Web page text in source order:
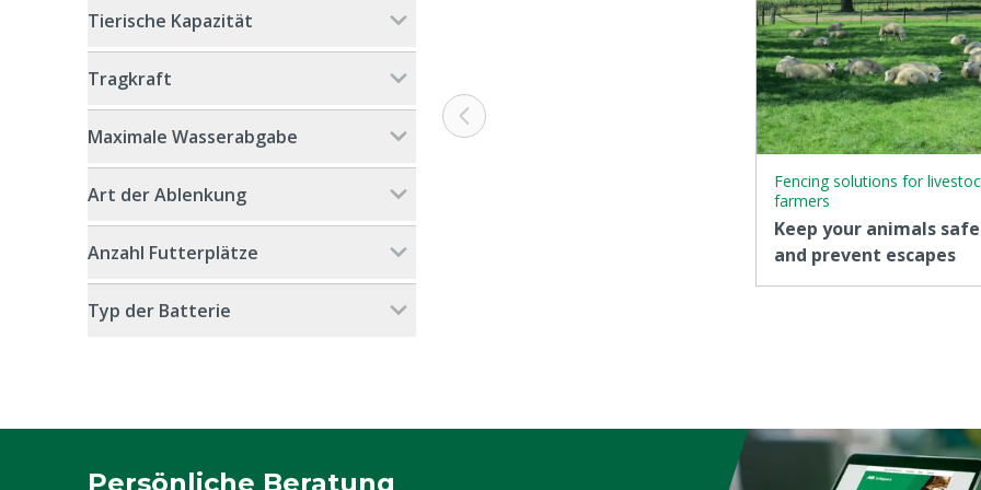
Tierische Kapazität
Tragkraft
Maximale Wasserabgabe
Art der Ablenkung
Anzahl Futterplätze
Typ der Batterie
Fencing solutions for
farmers
Keep your animals safe
and prevent escapes
Persönliche Beratung